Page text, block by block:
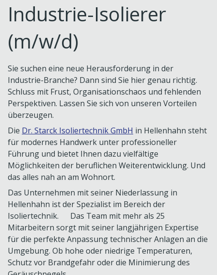
Industrie-Isolierer
(m/w/d)
Sie suchen eine neue Herausforderung in der
Industrie-Branche? Dann sind Sie hier genau richtig.
Schluss mit Frust, Organisationschaos und fehlenden
Perspektiven. Lassen Sie sich von unseren Vorteilen
überzeugen.
Die Dr. Starck Isoliertechnik GmbH in Hellenhahn steht
für modernes Handwerk unter professioneller
Führung und bietet Ihnen dazu vielfältige
Möglichkeiten der beruflichen Weiterentwicklung. Und
das alles nah an am Wohnort.
Das Unternehmen mit seiner Niederlassung in
Hellenhahn ist der Spezialist im Bereich der
Isoliertechnik. Das Team mit mehr als 25
Mitarbeitern sorgt mit seiner langjährigen Expertise
für die perfekte Anpassung technischer Anlagen an die
Umgebung. Ob hohe oder niedrige Temperaturen,
Schutz vor Brandgefahr oder die Minimierung des